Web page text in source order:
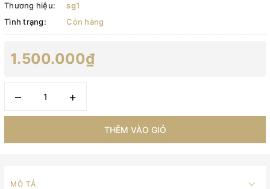
Thương hiệu:
sg1
Tình trạng:
Còn hàng
1.500.000₫
– +
THÊM VÀO GIỎ
MÔ TẢ